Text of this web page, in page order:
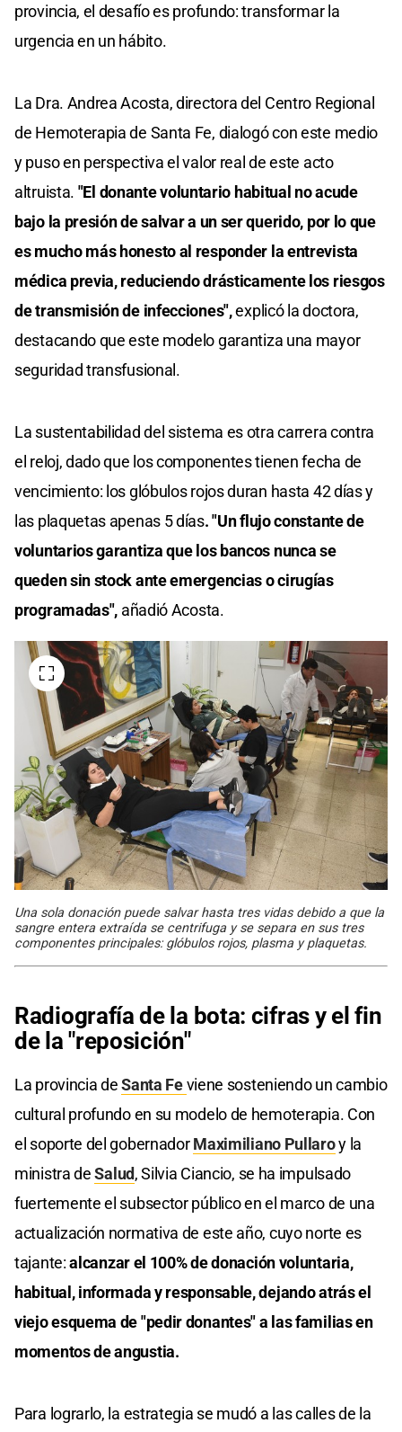
provincia, el desafío es profundo: transformar la
urgencia en un hábito.
La Dra. Andrea Acosta, directora del Centro Regional
de Hemoterapia de Santa Fe, dialogó con este medio
y puso en perspectiva el valor real de este acto
altruista. "El donante voluntario habitual no acude
bajo la presión de salvar a un ser querido, por lo que
es mucho más honesto al responder la entrevista
médica previa, reduciendo drásticamente los riesgos
de transmisión de infecciones",explicó la doctora,
destacando que este modelo garantiza una mayor
seguridad transfusional.
La sustentabilidad del sistema es otra carrera contra
el reloj, dado que los componentes tienen fecha de
vencimiento: los glóbulos rojos duran hasta 42 días y
las plaquetas apenas 5 días. "Un flujo constante de
voluntarios garantiza que los bancos nunca se
queden sin stock ante emergencias o cirugías
programadas", añadió Acosta.
Una sola donación puede salvar hasta tres vidas debido a que la
sangre entera extraída se centrifuga y se separa en sus tres
componentes principales: glóbulos rojos, plasma y plaquetas.
Radiografía de la bota: cifras y el fin
de la "reposición"
La provincia deSanta Feviene sosteniendo un cambio
cultural profundo en su modelo de hemoterapia. Con
el soporte del gobernadorMaximiliano Pullaroy la
ministra deSalud, Silvia Ciancio, se ha impulsado
fuertemente el subsector público en el marco de una
actualización normativa de este año, cuyo norte es
tajante:alcanzar el 100% de donación voluntaria,
habitual, informada y responsable, dejando atrás el
viejo esquema de "pedir donantes" a las familias en
momentos de angustia.
Para lograrlo, la estrategia se mudó a las calles de la